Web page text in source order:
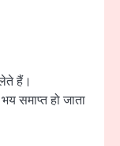
हैं।
समाप्त हो जाता